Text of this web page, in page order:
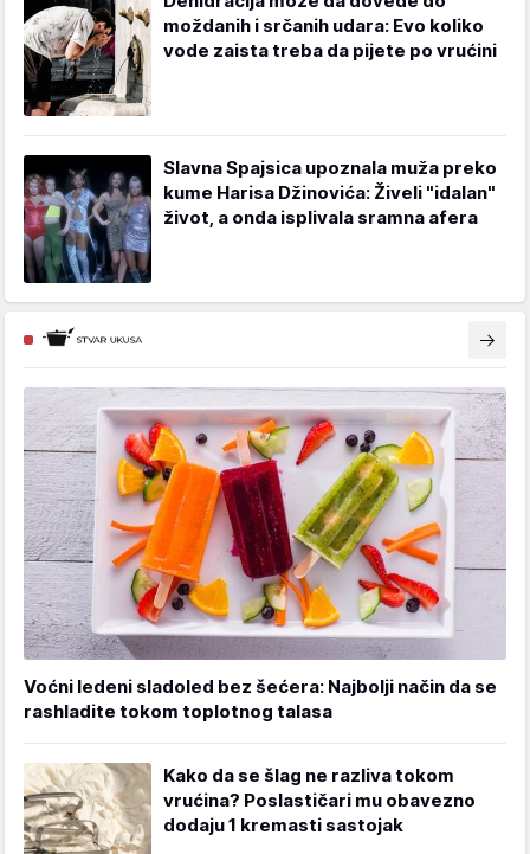
moždanih i srčanih udara: Evo koliko
vode zaista treba da pijete po vrućini
Slavna Spajsica upoznala muža preko
kume Harisa Džinovića: Živeli "idalan"
život, a onda isplivala sramna afera
Voćni ledeni sladoled bez šećera: Najbolji način da se
rashladite tokom toplotnog talasa
Kako da se šlag ne razliva tokom
vrućina? Poslastičari mu obavezno
dodaju 1 kremasti sastojak